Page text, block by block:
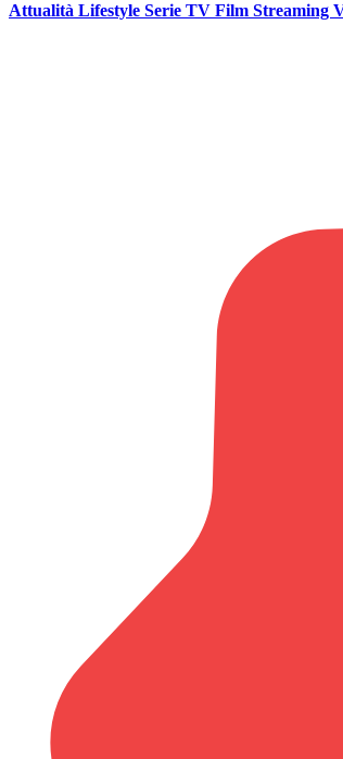
Attualità Lifestyle Serie TV Film Streaming